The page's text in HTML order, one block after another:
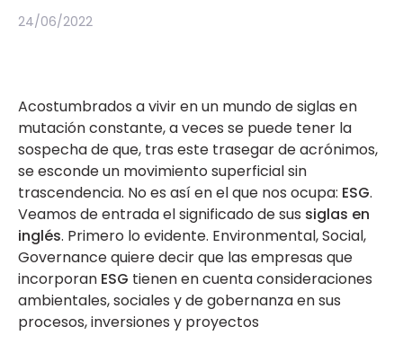
24/06/2022
Acostumbrados a vivir en un mundo de siglas en
mutación constante, a veces se puede tener la
sospecha de que, tras este trasegar de acrónimos,
se esconde un movimiento superficial sin
trascendencia. No es así en el que nos ocupa: ESG.
Veamos de entrada el significado de sus siglas en
inglés. Primero lo evidente. Environmental, Social,
Governance quiere decir que las empresas que
incorporan ESG tienen en cuenta consideraciones
ambientales, sociales y de gobernanza en sus
procesos, inversiones y proyectos